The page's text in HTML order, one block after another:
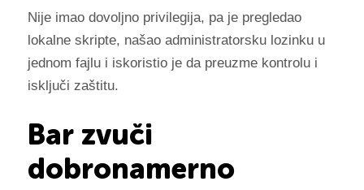
Nije imao dovoljno privilegija, pa je pregledao
lokalne skripte, našao administratorsku lozinku u
jednom fajlu i iskoristio je da preuzme kontrolu i
isključi zaštitu.
Bar zvuči
dobronamerno